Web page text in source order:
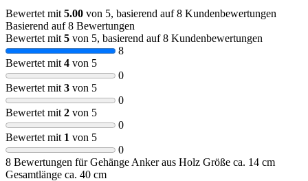
Bewertet mit 5.00 von 5, basierend auf8 Kundenbewertungen
Basierend auf 8 Bewertungen
Bewertet mit 5 von 5, basierend auf8 Kundenbewertungen
8
Bewertet mit 4 von 5
0
Bewertet mit 3 von 5
0
Bewertet mit 2 von 5
0
Bewertet mit 1 von 5
0
8 Bewertungen fürGehänge Anker aus Holz Größe ca. 14 cm
Gesamtlänge ca. 40 cm